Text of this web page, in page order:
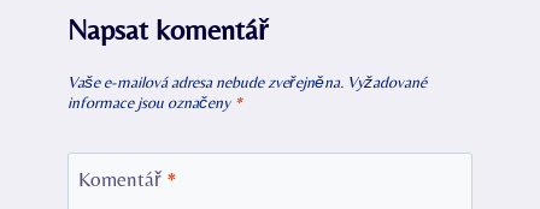
Napsat komentář
Vaše e-mailová adresa nebude zveřejněna. Vyžadované
informace jsou označeny *
Komentář *